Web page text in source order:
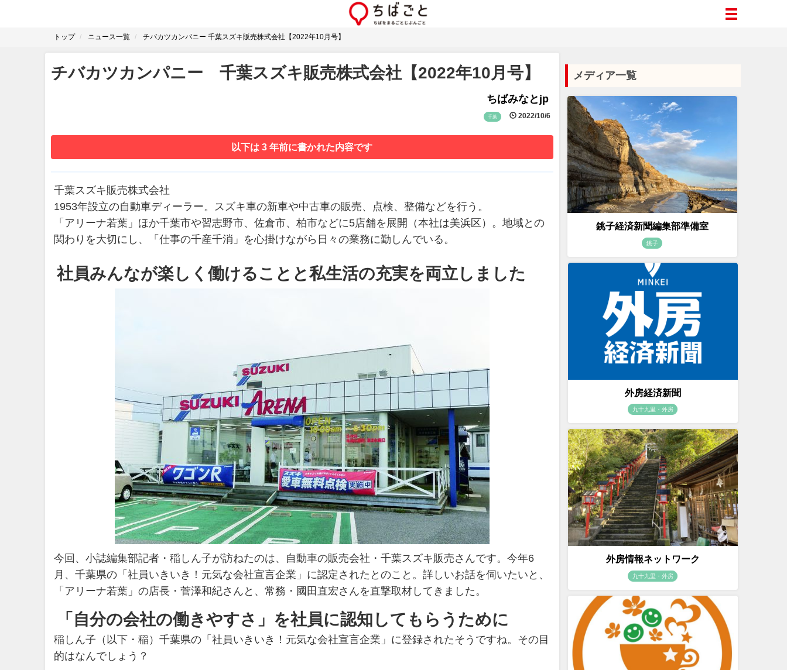
トップ ニュース一覧 チバカツカンパニー 千葉スズキ販売株式会社【2022年10月号】
チバカツカンパニー 千葉スズキ販売株式会社【2022年10月号】
ちばみなとjp
千葉 2022/10/6
以下は 3 年前に書かれた内容です
千葉スズキ販売株式会社
1953年設立の自動車ディーラー。スズキ車の新車や中古車の販売、点検、整備などを行う。
「アリーナ若葉」ほか千葉市や習志野市、佐倉市、柏市などに5店舗を展開（本社は美浜区）。地域との
関わりを大切にし、「仕事の千産千消」を心掛けながら日々の業務に勤しんでいる。
社員みんなが楽しく働けることと私生活の充実を両立しました
今回、小誌編集部記者・稲しん子が訪ねたのは、自動車の販売会社・千葉スズキ販売さんです。今年6
月、千葉県の「社員いきいき！元気な会社宣言企業」に認定されたとのこと。詳しいお話を伺いたいと、
「アリーナ若葉」の店長・菅澤和紀さんと、常務・國田直宏さんを直撃取材してきました。
「自分の会社の働きやすさ」を社員に認知してもらうために
稲しん子（以下・稲）千葉県の「社員いきいき！元気な会社宣言企業」に登録されたそうですね。その目
的はなんでしょう？
メディア一覧
銚子経済新聞編集部準備室
銚子
外房経済新聞
九十九里・外房
外房情報ネットワーク
九十九里・外房